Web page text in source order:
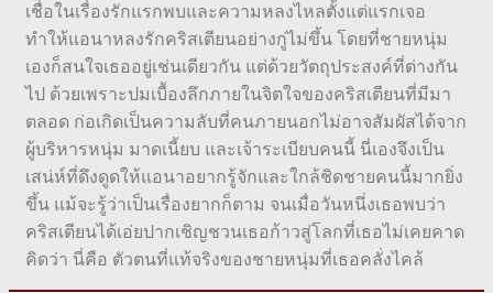
เชื่อในเรื่องรักแรกพบและความหลงไหลตั้งแต่แรกเจอ
ทำให้แอนาหลงรักคริสเตียนอย่างกู่ไม่ขึ้น โดยที่ชายหนุ่ม
เองก็สนใจเธออยู่เช่นเดียวกัน แต่ด้วยวัตถุประสงค์ที่ต่างกัน
ไป ด้วยเพราะปมเบื้องลึกภายในจิตใจของคริสเตียนที่มีมา
ตลอด ก่อเกิดเป็นความลับที่คนภายนอกไม่อาจสัมผัสได้จาก
ผู้บริหารหนุ่ม มาดเนี้ยบ และเจ้าระเบียบคนนี้ นี่เองจึงเป็น
เสน่ห์ที่ดึงดูดให้แอนาอยากรู้จักและใกล้ชิดชายคนนี้มากยิ่ง
ขึ้น แม้จะรู้ว่าเป็นเรื่องยากก็ตาม จนเมื่อวันหนึ่งเธอพบว่า
คริสเตียนได้เอ่ยปากเชิญชวนเธอก้าวสู่โลกที่เธอไม่เคยคาด
คิดว่า นี่คือ ตัวตนที่แท้จริงของชายหนุ่มที่เธอคลั่งไคล้